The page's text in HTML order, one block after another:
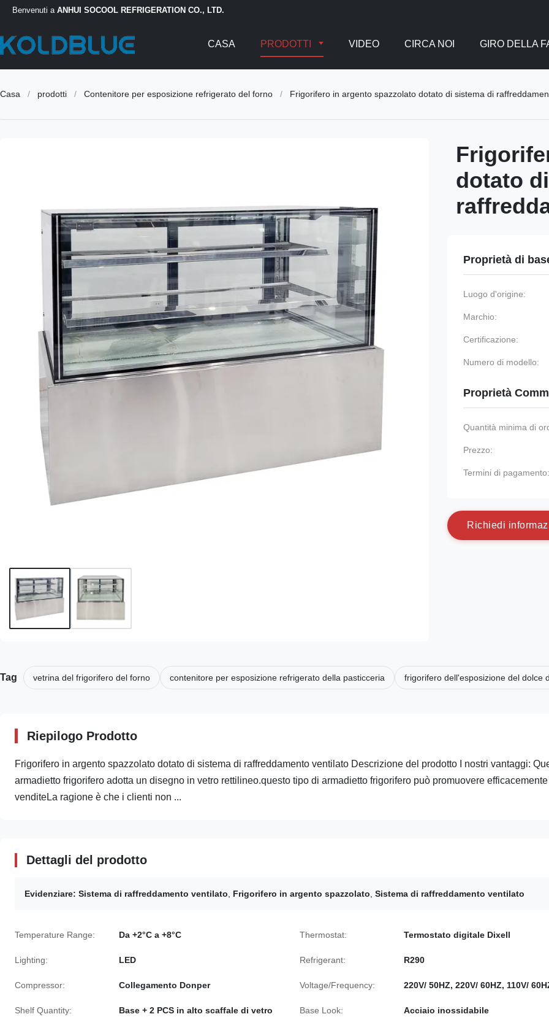
Benvenuti a ANHUI SOCOOL REFRIGERATION CO., LTD.
CASA PRODOTTI VIDEO CIRCA NOI GIRO DELLA
Casa / prodotti / Contenitore per esposizione refrigerato del forno / Frigorifero in argento spazzolato dotato di sistema di
dotato
Proprietà di
Luogo d'origine:
Marchio:
Certificazione:
Numero di modello:
Proprietà
Quantità minima di
Prezzo:
Termini di pagamento:
Richied i informaz
Tag vetrina del frigorifero del forno contenitore per esposizione refrigerato della pasticceria frigorifero dell'esposizione del dolce
Riepilogo Prodotto
Frigorifero in argento spazzolato dotato di sistema di raffreddamento ventilato Descrizione del prodotto I nostri vantaggi:
armadietto frigorifero adotta un disegno in vetro rettilineo.questo tipo di armadietto frigorifero può promuovere
venditeLa ragione è che i clienti non ...
Dettagli del prodotto
Evidenziare: Sistema di raffreddamento ventilato Frigorifero in argento spazzolato Sistema di raffreddamento ventilato
Temperature Range: Da +2°C a +8°C Thermostat: Termostato digitale Dixell
Lighting: LED Refrigerant: R290
Compressor: Collegamento Donper Voltage/Frequency: 220V/ 50HZ, 220V/ 60HZ, 110V/
Shelf Quantity: Base + 2 PCS in alto scaffale di vetro Base Look: Acciaio inossidabile